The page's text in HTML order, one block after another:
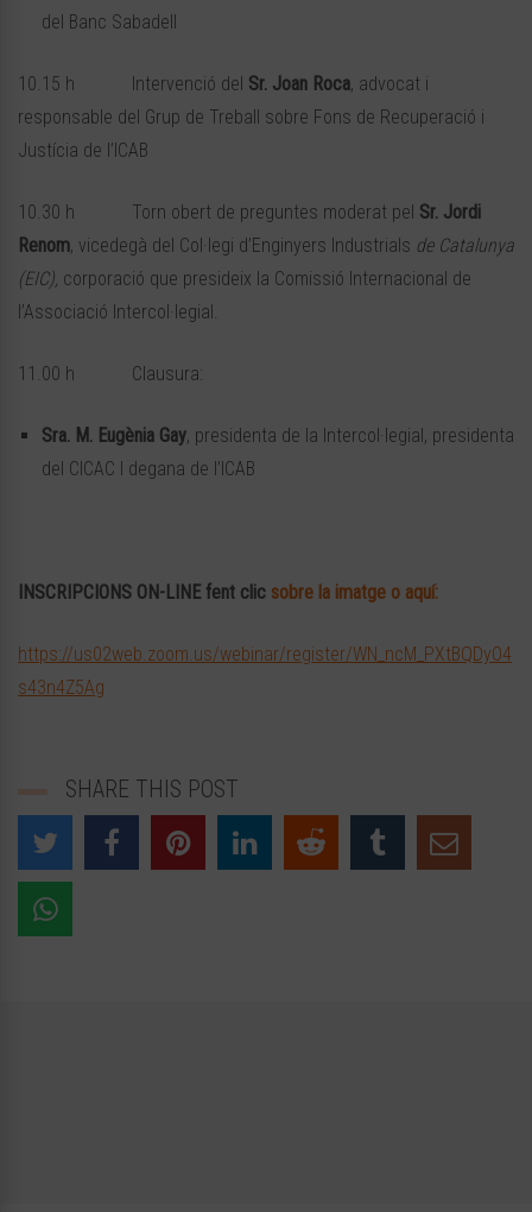
del Banc Sabadell
10.15 h Intervenció del Sr. Joan Roca, advocat i
responsable del Grup de Treball sobre Fons de Recuperació i
Justícia de l’ICAB
10.30 h Torn obert de preguntes moderat pel Sr. Jordi
Renom, vicedegà del Col·legi d’Enginyers Industrials de Catalunya
(EIC), corporació que presideix la Comissió Internacional de
l’Associació Intercol·legial.
11.00 h Clausura:
Sra. M. Eugènia Gay, presidenta de la Intercol·legial, presidenta
del CICAC I degana de l’ICAB
INSCRIPCIONS ON-LINE fent clic sobre la imatge o aquí:
https://us02web.zoom.us/webinar/register/WN_ncM_PXtBQDyO4
s43n4Z5Ag
SHARE THIS POST